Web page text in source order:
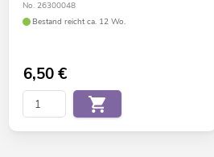
No. 26300048
Bestand reicht ca. 12 Wo.
6,50€